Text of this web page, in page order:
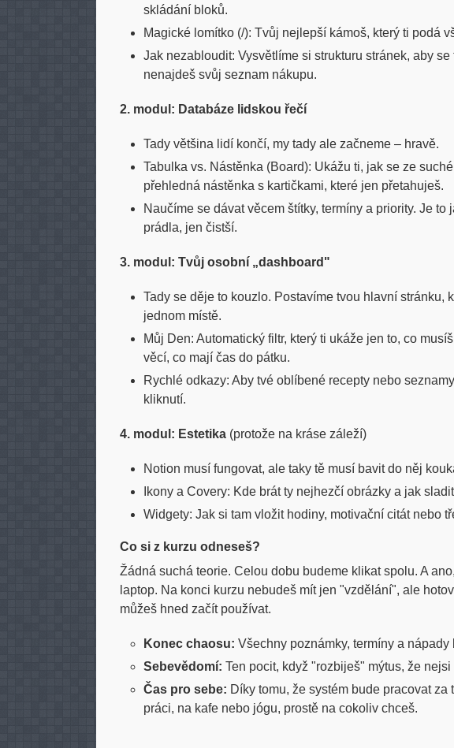
skládání bloků.
Magické lomítko (/): Tvůj nejlepší kámoš, který ti podá
Jak nezabloudit: Vysvětlíme si strukturu stránek, aby
nenajdeš svůj seznam nákupu.
2. modul: Databáze lidskou řečí
Tady většina lidí končí, my tady ale začneme – hravě.
Tabulka vs. Nástěnka (Board): Ukážu ti, jak se ze
přehledná nástěnka s kartičkami, které jen přetahuješ.
Naučíme se dávat věcem štítky, termíny a priority. Je to
prádla, jen čistší.
3. modul: Tvůj osobní „dashboard"
Tady se děje to kouzlo. Postavíme tvou hlavní stránku,
jednom místě.
Můj Den: Automatický filtr, který ti ukáže jen to, co
věcí, co mají čas do pátku.
Rychlé odkazy: Aby tvé oblíbené recepty nebo
kliknutí.
4. modul: Estetika (protože na kráse záleží)
Notion musí fungovat, ale taky tě musí bavit do něj
Ikony a Covery: Kde brát ty nejhezčí obrázky a jak
Widgety: Jak si tam vložit hodiny, motivační citát nebo
Co si z kurzu odneseš?
Žádná suchá teorie. Celou dobu budeme klikat spolu. A
laptop. Na konci kurzu nebudeš mít jen "vzdělání", ale
můžeš hned začít používat.
Konec chaosu: Všechny poznámky, termíny a nápady
Sebevědomí: Ten pocit, když "rozbiješ" mýtus, že nejsi
Čas pro sebe: Díky tomu, že systém bude pracovat za
práci, na kafe nebo jógu, prostě na cokoliv chceš.